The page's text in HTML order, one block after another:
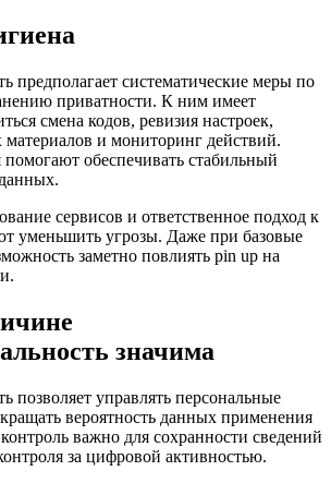
предполагает систематические меры по
приватности. К ним имеет
смена кодов, ревизия настроек,
и мониторинг действий.
обеспечивать стабильный
сервисов и ответственное подход к
уменьшить угрозы. Даже при базовые
заметно повлиять pin up на
значима
позволяет управлять персональные
вероятность данных применения
важно для сохранности сведений
за цифровой активностью.